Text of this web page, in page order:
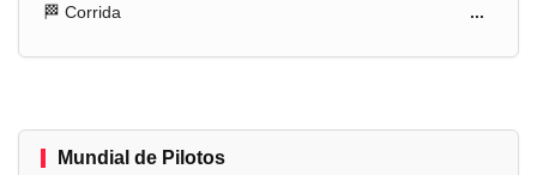
🏁 Corrida ...
Mundial de Pilotos